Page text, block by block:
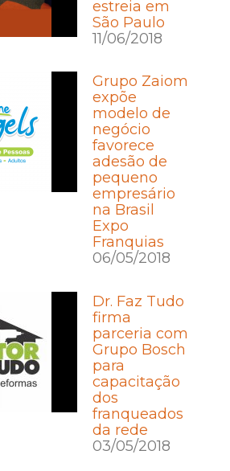
estreia em
São Paulo
11/06/2018
Grupo Zaiom
expõe
modelo de
negócio
favorece
adesão de
pequeno
empresário
na Brasil
Expo
Franquias
06/05/2018
Dr. Faz Tudo
firma
parceria com
Grupo Bosch
para
capacitação
dos
franqueados
da rede
03/05/2018